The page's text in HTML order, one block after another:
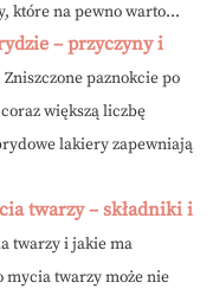
które na pewno warto...
– przyczyny i
Zniszczone paznokcie po
większą liczbę
lakiery zapewniają
twarzy – składniki i
twarzy i jakie ma
mycia twarzy może nie